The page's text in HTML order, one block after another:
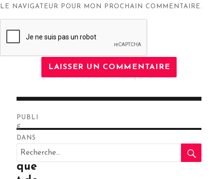
LE NAVIGATEUR POUR MON PROCHAIN COMMENTAIRE.
de
l’article
PUBLI
É
DANS
Bou
que
Recherche
pour
: